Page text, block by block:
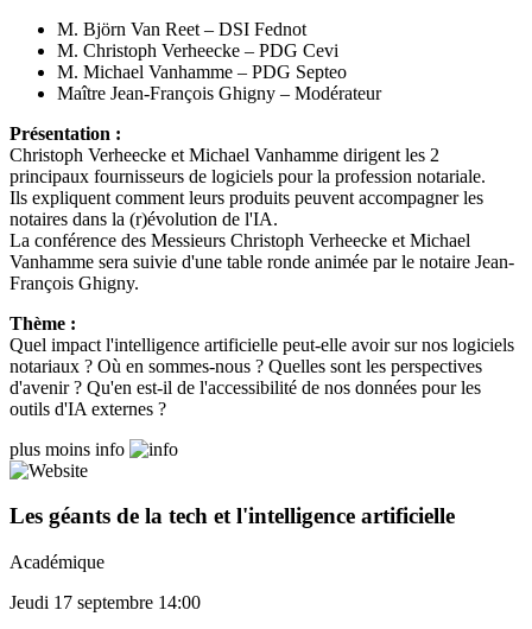
M. Björn Van Reet – DSI Fednot
M. Christoph Verheecke – PDG Cevi
M. Michael Vanhamme – PDG Septeo
Maître Jean-François Ghigny – Modérateur
Présentation :
Christoph Verheecke et Michael Vanhamme dirigent les 2
principaux fournisseurs de logiciels pour la profession notariale.
Ils expliquent comment leurs produits peuvent accompagner les
notaires dans la (r)évolution de l'IA.
La conférence des Messieurs Christoph Verheecke et Michael
Vanhamme sera suivie d'une table ronde animée par le notaire Jean-
François Ghigny.
Thème :
Quel impact l'intelligence artificielle peut-elle avoir sur nos logiciels
notariaux ? Où en sommes-nous ? Quelles sont les perspectives
d'avenir ? Qu'en est-il de l'accessibilité de nos données pour les
outils d'IA externes ?
plus moins info
Les géants de la tech et l'intelligence artificielle
Académique
Jeudi 17 septembre 14:00